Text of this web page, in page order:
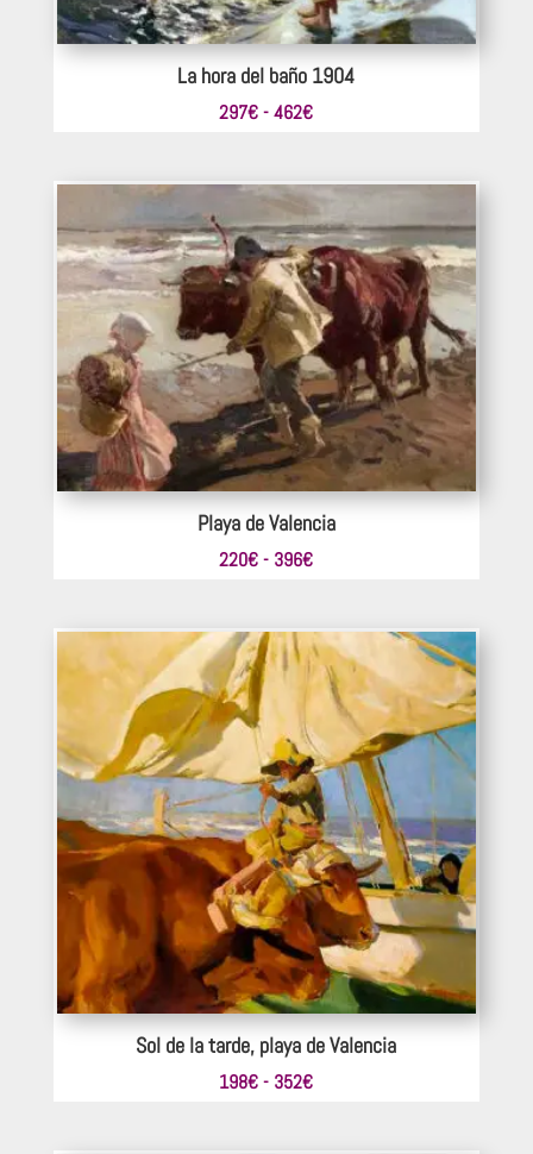
La hora del baño 1904
297€ - 462€Rango
desde
297€
hasta
462€
Playa de Valencia
220€ - 396€Rango
desde
220€
hasta
396€
Sol de la tarde, playa de Valencia
198€ - 352€Rango